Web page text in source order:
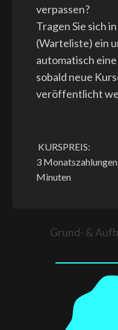
verpassen?
Tragen Sie sich
(Warteliste) ein
automatisch
sobald neue
veröffentlicht
KURSPREIS:
3
Minuten
Grund- &